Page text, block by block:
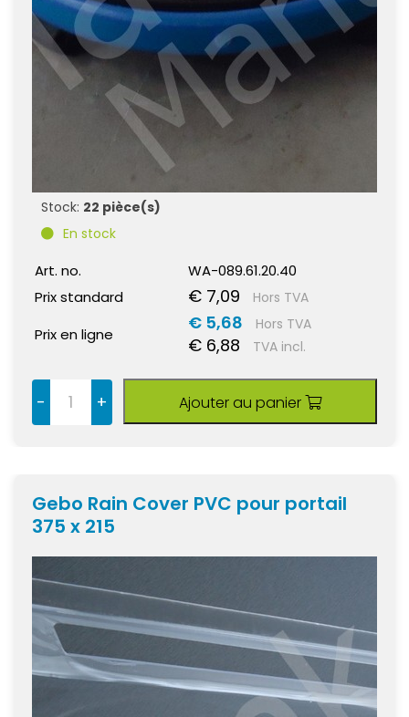
Stock: 22 pièce(s)
En stock
Art. no.
WA-089.61.20.40
Prix standard
€ 7,09 Hors TVA
Prix en ligne
€ 5,68 Hors TVA
€ 6,88 TVA incl.
- + Ajouter au panier
Gebo Rain Cover PVC pour portail
375 x 215